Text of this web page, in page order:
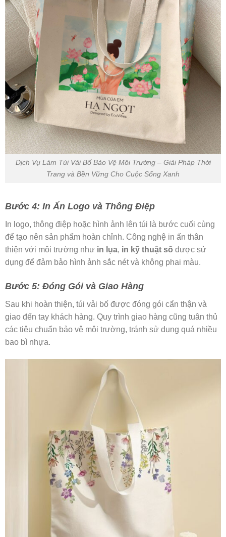
Dịch Vụ Làm Túi Vải Bố Bảo Vệ Môi Trường – Giải Pháp Thời
Trang và Bền Vững Cho Cuộc Sống Xanh
Bước 4: In Ấn Logo và Thông Điệp
In logo, thông điệp hoặc hình ảnh lên túi là bước cuối cùng
để tạo nên sản phẩm hoàn chỉnh. Công nghệ in ấn thân
thiện với môi trường như in lụa, in kỹ thuật số được sử
dụng để đảm bảo hình ảnh sắc nét và không phai màu.
Bước 5: Đóng Gói và Giao Hàng
Sau khi hoàn thiện, túi vải bố được đóng gói cẩn thận và
giao đến tay khách hàng. Quy trình giao hàng cũng tuân thủ
các tiêu chuẩn bảo vệ môi trường, tránh sử dụng quá nhiều
bao bì nhựa.